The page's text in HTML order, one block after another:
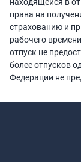
находящейся в
права на
страхованию и
рабочего
отпуск не
более отпусков
Федерации не